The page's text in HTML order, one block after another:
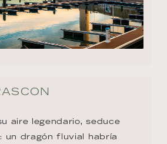
aire legendario, seduce
un dragón fluvial habría